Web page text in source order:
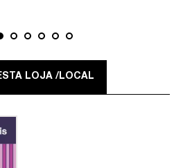
LOJA /LOCAL